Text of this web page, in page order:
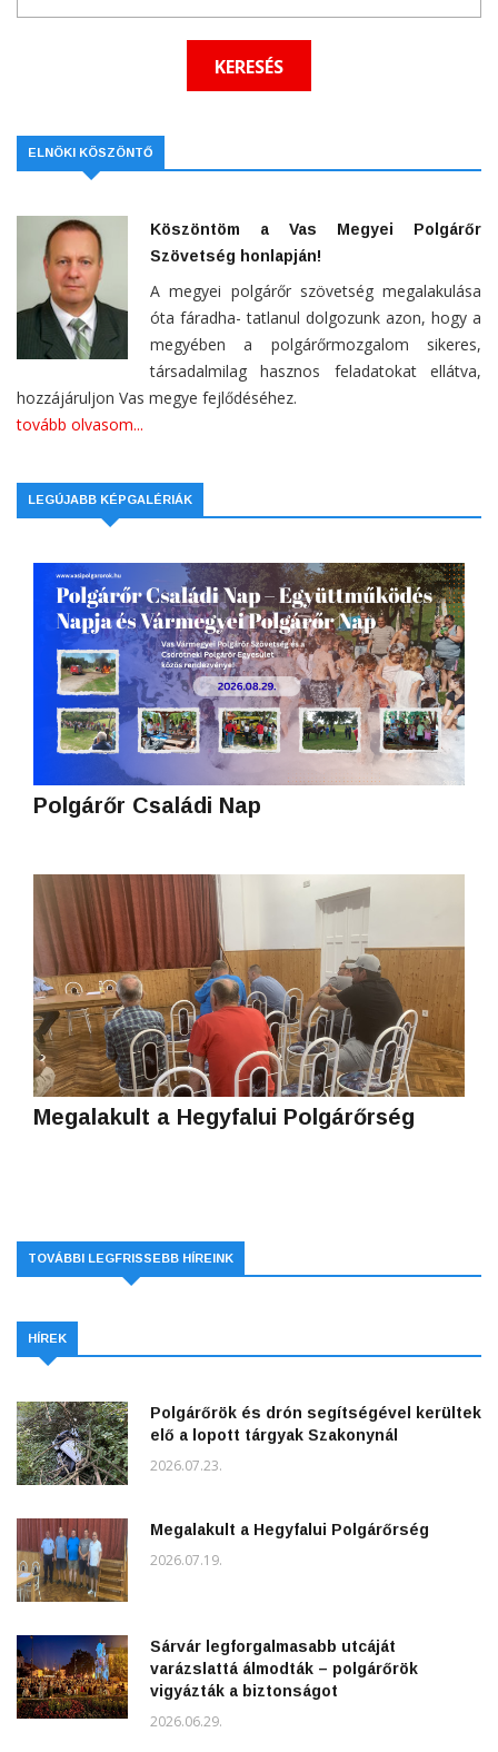
ELNÖKI KÖSZÖNTŐ
Köszöntöm a Vas Megyei Polgárőr
Szövetség honlapján!
A megyei polgárőr szövetség megalakulása
óta fáradha- tatlanul dolgozunk azon, hogy a
megyében a polgárőrmozgalom sikeres,
társadalmilag hasznos feladatokat ellátva,
hozzájáruljon Vas megye fejlődéséhez.
tovább olvasom...
LEGÚJABB KÉPGALÉRIÁK
Polgárőr Családi Nap
Megalakult a Hegyfalui Polgárőrség
TOVÁBBI LEGFRISSEBB HÍREINK
HÍREK
Polgárőrök és drón segítségével kerültek
elő a lopott tárgyak Szakonynál
2026.07.23.
Megalakult a Hegyfalui Polgárőrség
2026.07.19.
Sárvár legforgalmasabb utcáját
varázslattá álmodták – polgárőrök
vigyázták a biztonságot
2026.06.29.